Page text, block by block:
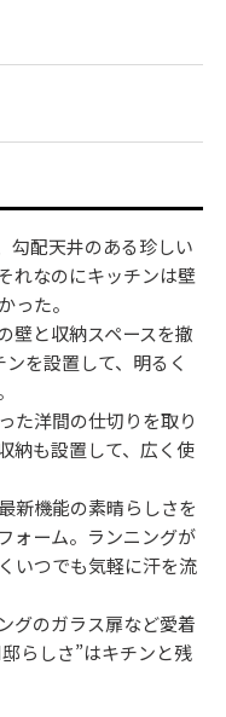
勾配天井のある珍しい
れなのにキッチンは壁
った。
壁と収納スペースを撤
を設置して、明るく
た洋間の仕切りを取り
納も設置して、広く使
新機能の素晴らしさを
ォーム。ランニングが
いつでも気軽に汗を流
グのガラス扉など愛着
らしさ”はキチンと残